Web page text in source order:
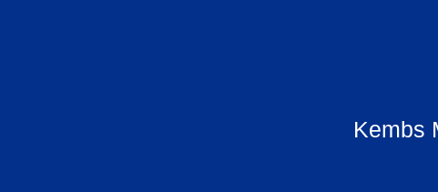
Kembs